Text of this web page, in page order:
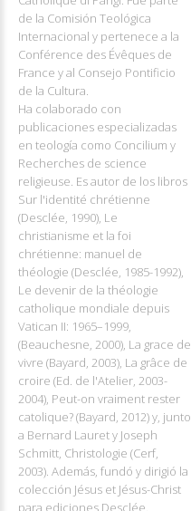
de la Comisión Teológica
Internacional y pertenece a la
Conférence des Évêques de
France y al Consejo Pontificio
de la Cultura.
Ha colaborado con
publicaciones especializadas
en teología como Concilium y
Recherches de science
religieuse. Es autor de los libros
Sur l'identité chrétienne
(Desclée, 1990), Le
christianisme et la foi
chrétienne: manuel de
théologie (Desclée, 1985-1992),
Le devenir de la théologie
catholique mondiale depuis
Vatican II: 1965–1999,
(Beauchesne, 2000), La grace de
vivre (Bayard, 2003), La grâce de
croire (Ed. de l'Atelier, 2003-
2004), Peut-on vraiment rester
catolique? (Bayard, 2012) y, junto
a Bernard Lauret y Joseph
Schmitt, Christologie (Cerf,
2003). Además, fundó y dirigió la
colección Jésus et Jésus-Christ
para ediciones Desclée.